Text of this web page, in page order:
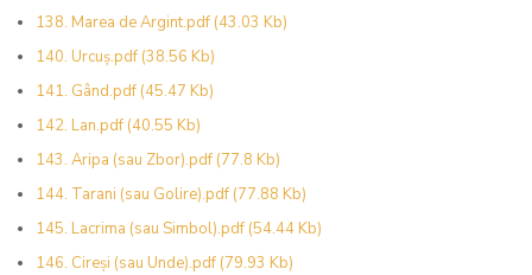
138. Marea de Argint.pdf (43.03 Kb)
140. Urcuș.pdf (38.56 Kb)
141. Gând.pdf (45.47 Kb)
142. Lan.pdf (40.55 Kb)
143. Aripa (sau Zbor).pdf (77.8 Kb)
144. Tarani (sau Golire).pdf (77.88 Kb)
145. Lacrima (sau Simbol).pdf (54.44 Kb)
146. Cireși (sau Unde).pdf (79.93 Kb)